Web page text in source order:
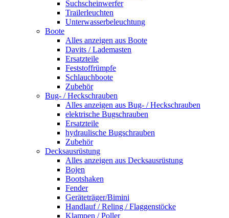
Suchscheinwerfer
Trailerleuchten
Unterwasserbeleuchtung
Boote
Alles anzeigen aus Boote
Davits / Lademasten
Ersatzteile
Feststoffrümpfe
Schlauchboote
Zubehör
Bug- / Heckschrauben
Alles anzeigen aus Bug- / Heckschrauben
elektrische Bugschrauben
Ersatzteile
hydraulische Bugschrauben
Zubehör
Decksausrüstung
Alles anzeigen aus Decksausrüstung
Bojen
Bootshaken
Fender
Geräteträger/Bimini
Handlauf / Reling / Flaggenstöcke
Klampen / Poller